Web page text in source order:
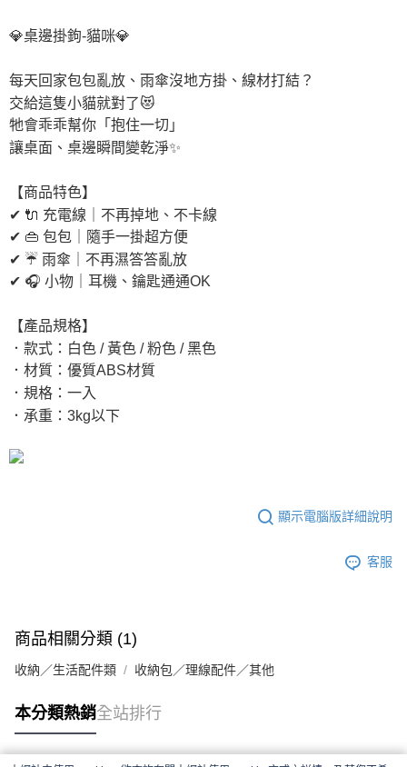
宅配
付款後門市自取
免運費
💎桌邊掛鉤-貓咪💎
每天回家包包亂放、雨傘沒地方掛、線材打結？
交給這隻小貓就對了😻
牠會乖乖幫你「抱住一切」
讓桌面、桌邊瞬間變乾淨✨
【商品特色】
✔ 🔌 充電線｜不再掉地、不卡線
✔ 👜 包包｜隨手一掛超方便
✔ ☔ 雨傘｜不再濕答答亂放
✔ 🎧 小物｜耳機、鑰匙通通OK
【產品規格】
．款式：白色 / 黃色 / 粉色 / 黑色
．材質：優質ABS材質
．規格：一入
．承重：3kg以下
顯示電腦版詳細說明
客服
商品相關分類 (1)
收納／生活配件類 收納包／理線配件／其他
本分類熱銷全站排行